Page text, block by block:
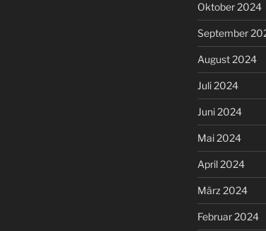
Oktober 2024
September
August 2024
Juli 2024
Juni 2024
Mai 2024
April 2024
März 2024
Februar 2024